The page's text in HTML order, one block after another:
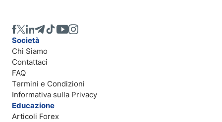
Società
Chi Siamo
Contattaci
FAQ
Termini e Condizioni
Informativa sulla Privacy
Educazione
Articoli Forex